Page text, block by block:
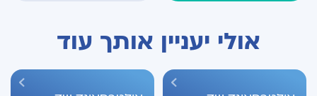
אולי יעניין אותך עוד